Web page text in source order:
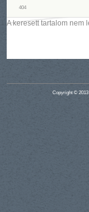
404
A keresett tartalom nem
Copyright ©